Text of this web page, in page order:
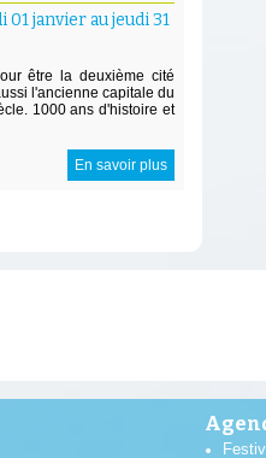
01 janvier au jeudi 31
être la deuxième cité
l'ancienne capitale du
1000 ans d'histoire et
En savoir plus